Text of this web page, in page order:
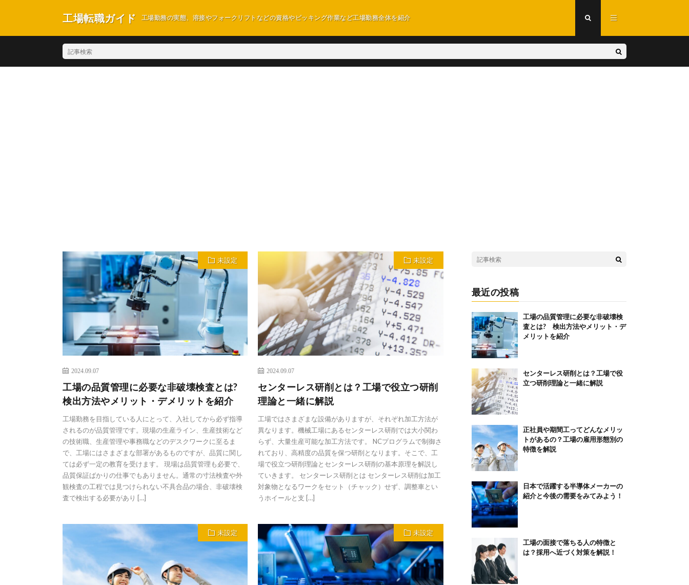
工場転職ガイド 工場勤務の実態、溶接やフォークリフトなどの資格やピッキング作業など工場勤務全体を紹介
未設定
2024.09.07
工場の品質管理に必要な非破壊検査とは?
検出方法やメリット・デメリットを紹介
工場勤務を目指している人にとって、入社してから必ず指導
されるのが品質管理です。現場の生産ライン、生産技術など
の技術職、生産管理や事務職などのデスクワークに至るま
で、工場にはさまざまな部署があるものですが、品質に関し
ては必ず一定の教育を受けます。 現場は品質管理も必要で、
品質保証ばかりの仕事でもありません。通常の寸法検査や外
観検査の工程では見つけられない不具合品の場合、非破壊検
査で検出する必要があり […]
未設定
2024.09.07
センターレス研削とは？工場で役立つ研削
理論と一緒に解説
工場ではさまざまな設備がありますが、それぞれ加工方法が
異なります。機械工場にあるセンターレス研削では大小関わ
らず、大量生産可能な加工方法です。 NCプログラムで制御さ
れており、高精度の品質を保つ研削となります。そこで、工
場で役立つ研削理論とセンターレス研削の基本原理を解説し
ていきます。 センターレス研削とは センターレス研削は加工
対象物となるワークをセット（チャック）せず、調整車とい
うホイールと支 […]
未設定 未設定
最近の投稿
工場の品質管理に必要な非破壊検
査とは? 検出方法やメリット・デ
メリットを紹介
センターレス研削とは？工場で役
立つ研削理論と一緒に解説
正社員や期間工ってどんなメリッ
トがあるの？工場の雇用形態別の
特徴を解説
日本で活躍する半導体メーカーの
紹介と今後の需要をみてみよう！
工場の面接で落ちる人の特徴と
は？採用へ近づく対策を解説！